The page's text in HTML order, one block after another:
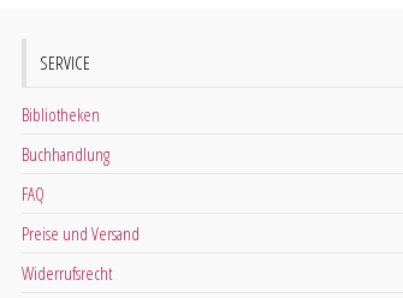
SERVICE
Bibliotheken
Buchhandlung
FAQ
Preise und Versand
Widerrufsrecht